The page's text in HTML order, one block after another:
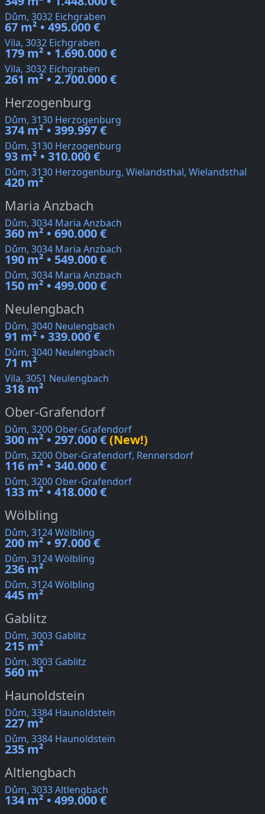
Dům, 3032 Eichgraben
67 m² • 495.000 €
Vila, 3032 Eichgraben
179 m² • 1.690.000 €
Vila, 3032 Eichgraben
261 m² • 2.700.000 €
Herzogenburg
Dům, 3130 Herzogenburg
374 m² • 399.997 €
Dům, 3130 Herzogenburg
93 m² • 310.000 €
Dům, 3130 Herzogenburg, Wielandsthal, Wielandsthal
420 m²
Maria Anzbach
Dům, 3034 Maria Anzbach
360 m² • 690.000 €
Dům, 3034 Maria Anzbach
190 m² • 549.000 €
Dům, 3034 Maria Anzbach
150 m² • 499.000 €
Neulengbach
Dům, 3040 Neulengbach
91 m² • 339.000 €
Dům, 3040 Neulengbach
71 m²
Vila, 3051 Neulengbach
318 m²
Ober-Grafendorf
Dům, 3200 Ober-Grafendorf
300 m² • 297.000 €(New!)
Dům, 3200 Ober-Grafendorf, Rennersdorf
116 m² • 340.000 €
Dům, 3200 Ober-Grafendorf
133 m² • 418.000 €
Wölbling
Dům, 3124 Wölbling
200 m² • 97.000 €
Dům, 3124 Wölbling
236 m²
Dům, 3124 Wölbling
445 m²
Gablitz
Dům, 3003 Gablitz
215 m²
Dům, 3003 Gablitz
560 m²
Haunoldstein
Dům, 3384 Haunoldstein
227 m²
Dům, 3384 Haunoldstein
235 m²
Altlengbach
Dům, 3033 Altlengbach
134 m² • 499.000 €